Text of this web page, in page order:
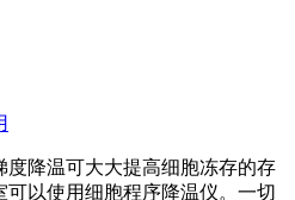
度降温可大大提高细胞冻存的存
可以使用细胞程序降温仪。一切